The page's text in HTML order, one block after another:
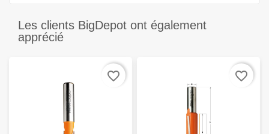
Les clients BigDepot ont également
apprécié
favorite_border favorite_border